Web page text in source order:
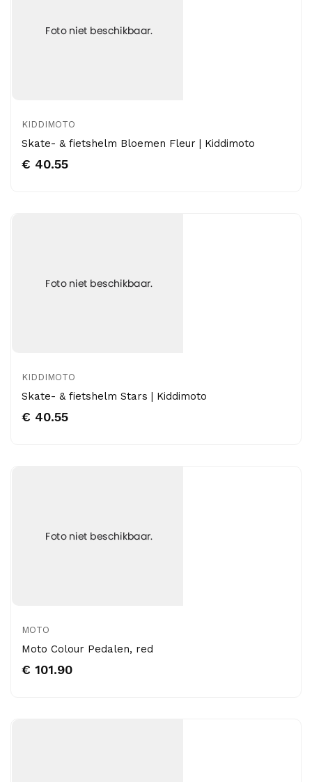
KIDDIMOTO
Skate- & fietshelm Bloemen Fleur | Kiddimoto
€ 40.55
KIDDIMOTO
Skate- & fietshelm Stars | Kiddimoto
€ 40.55
MOTO
Moto Colour Pedalen, red
€ 101.90